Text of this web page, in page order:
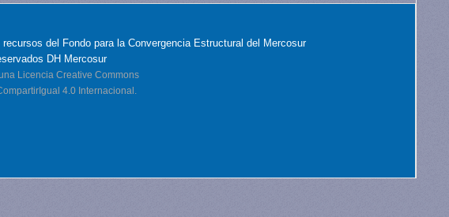
del Fondo para la Convergencia Estructural del Mercosur
DH Mercosur
Licencia Creative Commons
4.0 Internacional.